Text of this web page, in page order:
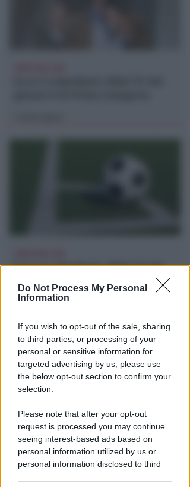
Do Not Process My Personal
Information
If you wish to opt-out of the sale, sharing
to third parties, or processing of your
personal or sensitive information for
targeted advertising by us, please use
the below opt-out section to confirm your
selection.
Please note that after your opt-out
request is processed you may continue
seeing interest-based ads based on
personal information utilized by us or
personal information disclosed to third
Ecco il calendario 2026/'27 del
diIcaro Sport
NO A PISCINE E TERRAZZE
Piano Arenile. Renzi (FdI):
maldestro tentativo di
urbanizzare la spiaggia